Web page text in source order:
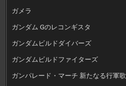
ガメラ
ガンダム Gのレコンギスタ
ガンダムビルドダイバーズ
ガンダムビルドファイターズ
ガンパレード・マーチ 新たなる行軍歌